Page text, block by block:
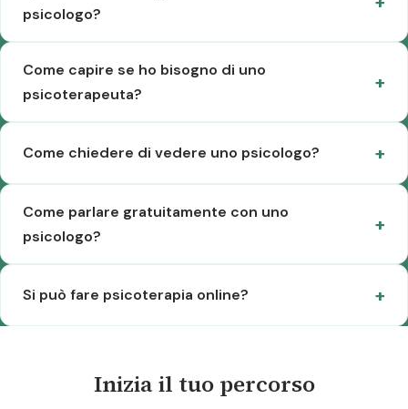
psicologo?
Come capire se ho bisogno di uno
psicoterapeuta?
Come chiedere di vedere uno psicologo?
Come parlare gratuitamente con uno
psicologo?
Si può fare psicoterapia online?
Inizia il tuo percorso